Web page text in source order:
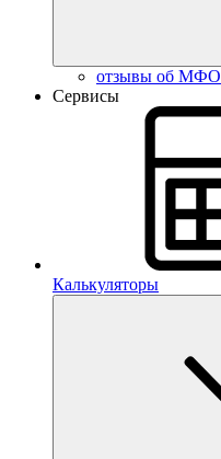
отзывы об МФО
Сервисы
Калькуляторы